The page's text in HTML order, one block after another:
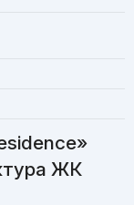
ЖК